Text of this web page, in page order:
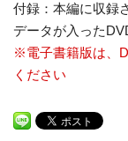
付録：本編に収録
データが入った
※電子書籍版は、
ください